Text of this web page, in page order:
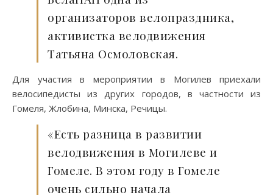
организаторов велопраздника,
активистка велодвижения
Татьяна Осмоловская.
Для участия в мероприятии в Могилев приехали
велосипедисты из других городов, в частности из
Гомеля, Жлобина, Минска, Речицы.
«Есть разница в развитии
велодвижения в Могилеве и
Гомеле. В этом году в Гомеле
очень сильно начала